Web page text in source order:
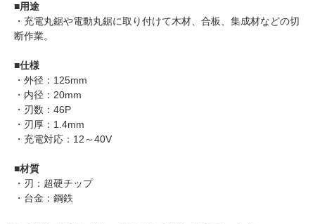
■用途
・充電丸鋸や電動丸鋸に取り付けて木材、合板、集成材などの切
断作業。
■仕様
・外径：125mm
・内径：20mm
・刃数：46P
・刃厚：1.4mm
・充電対応：12～40V
■材質
・刃：超硬チップ
・台金：鋼鉄